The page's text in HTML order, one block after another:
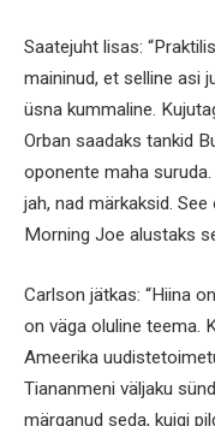
Saatejuht lisas:
maininud, et selline asi
üsna kummaline.
Orban saadaks tankid
oponente maha
jah, nad märkaksid.
Morning Joe alustaks
Carlson jätkas: “Hiina
on väga oluline teema.
Ameerika
Tiananmeni väljaku
märganud seda, kuigi